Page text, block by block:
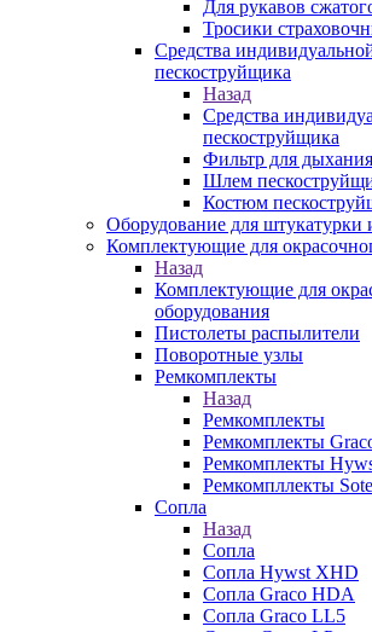
Для рукавов
Тросики
Средства
пескоструйщика
Назад
Средства
пескоструйщика
Фильтр для дыхания
Шлем
Костюм
Оборудование для штукатурки
Комплектующие для
Назад
Комплектующие для
оборудования
Пистолеты распылители
Поворотные узлы
Ремкомплекты
Назад
Ремкомплекты
Ремкомплекты
Ремкомплекты
Ремкомпллекты
Сопла
Назад
Сопла
Сопла Hywst XHD
Сопла Graco HDA
Сопла Graco LL5